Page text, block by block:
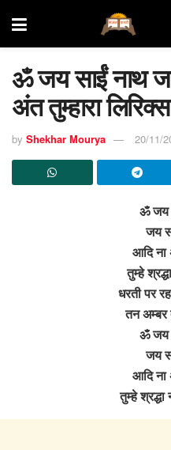
ॐ जय साईं नाथ
अंत तुम्हारा लिरिक्स
by Shekhar Mourya 20/11/
ॐ जय
जय
आदि ना
तुम्हे
धरती पर
तन अम्बर
ॐ जय
जय
आदि ना
तुम्हे